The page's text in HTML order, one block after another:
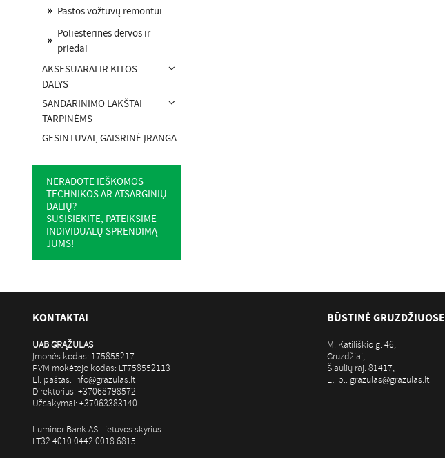
Pastos vožtuvų remontui
Poliesterinės dervos ir
priedai
AKSESUARAI IR KITOS
DALYS
SANDARINIMO LAKŠTAI
TARPINĖMS
GESINTUVAI, GAISRINĖ ĮRANGA
NERADOTE IEŠKOMOS
TECHNIKOS AR ATSARGINIŲ
DALIŲ?
SUSISIEKITE, PATEIKSIME
INDIVIDUALŲ SPRENDIMĄ
JUMS!
KONTAKTAI
UAB GRĄŽULAS
Įmonės kodas: 175855217
PVM mokėtojo kodas: LT758552113
El. paštas: info@grazulas.lt
Direktorius: +37068798572
Užsakymai: +37063383140
Luminor Bank AS Lietuvos skyrius
LT32 4010 0442 0018 6815
BŪSTINĖ GRUZDŽIUOSE
M. Katiliškio g. 46,
Gruzdžiai,
Šiaulių raj. 81417,
El. p.: grazulas@grazulas.lt